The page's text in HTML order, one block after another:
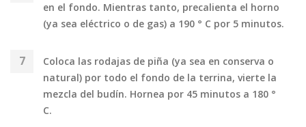
en el fondo. Mientras tanto, precalienta el horno
(ya sea eléctrico o de gas) a 190 ° C por 5 minutos.
Coloca las rodajas de piña (ya sea en conserva o
natural) por todo el fondo de la terrina, vierte la
mezcla del budín. Hornea por 45 minutos a 180 °
C.